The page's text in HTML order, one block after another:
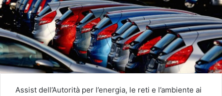
Assist dell’Autorità per l’energia, le reti e l’ambiente ai